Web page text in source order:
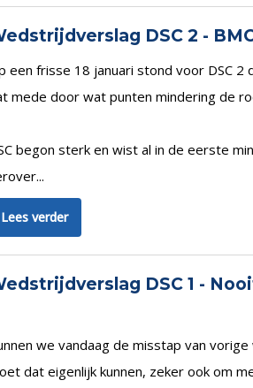
DSC 2 -
een frisse 18 januari stond voor DSC
mede door wat punten mindering de
begon sterk en wist al in de eerste
Lees verder
DSC 1 -
we vandaag de misstap van
dat eigenlijk kunnen, zeker ook om